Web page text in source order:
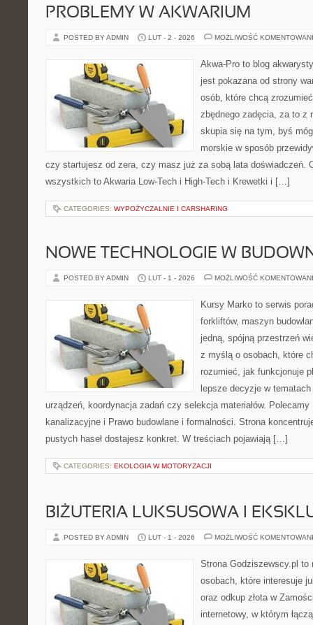
PROBLEMY W AKWARIUM
POSTED BY ADMIN LUT - 2 - 2026 MOŻLIWOŚĆ
Akwa-Pro to blog
jest pokazana od strony
osób, które chcą
zbędnego zadęcia, za to z
skupia się na tym, byś
morskie w sposób
czy startujesz od zera, czy masz już za sobą lata doświadczeń.
wszystkich to Akwaria Low-Tech i High-Tech i Krewetki i […]
CATEGORIES: WYPOŻYCZALNIE I CARSHARING
NOWE TECHNOLOGIE W
POSTED BY ADMIN LUT - 1 - 2026 MOŻLIWOŚĆ
Kursy Marko to serwis
forkliftów, maszyn
jedną, spójną przestrzeń
z myślą o osobach, które
rozumieć, jak funkcjonuje
lepsze decyzje w
urządzeń, koordynacja zadań czy selekcja materiałów. Polecamy
kanalizacyjne i Prawo budowlane i formalności. Strona
pustych haseł dostajesz konkret. W treściach pojawiają […]
CATEGORIES: EKOLOGIA W MOTORYZACJI
BIŻUTERIA LUKSUSOWA I
POSTED BY ADMIN LUT - 1 - 2026 MOŻLIWOŚĆ
Strona Godziszewscy.pl
osobach, które interesuje
oraz odkup złota w
internetowy, w którym